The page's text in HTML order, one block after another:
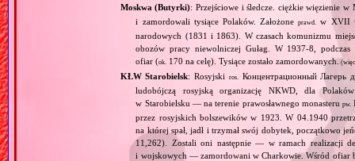
Moskwa (Butyrki): Przejściowe i śledcze. ciężkie więzienie
i zamordowali tysiące Polaków. Założoneprawd.
w XVII
narodowych (1831 i 1863). W czasach komunizmu
obozów pracy niewolniczej Gułag. W 1937‐8,
ofiar (ok. 170 na celę). Tysiące zostało zamordowanych.
KŁW Starobielsk: Rosyjski ros.
Концентрационный Лагерь
ludobójczą rosyjską organizację NKWD, dla
w Starobielsku — na terenie prawosławnego monasterupw.
przez rosyjskich bolszewików w 1923. W 04.1940
na której spał, jadł i trzymał swój dobytek,
11,262). Zostali oni następnie — w ramach realizacji
i wojskowych — zamordowani w Charkowie. Wśród ofiar